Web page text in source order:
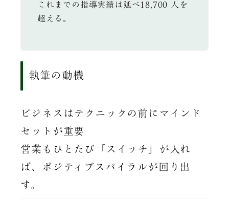
これまでの指導実績は延べ18,700 人を
超える。
執筆の動機
ビジネスはテクニックの前にマインド
セットが重要
営業もひとたび「スイッチ」が入れ
ば、ポジティブスパイラルが回り出
す。